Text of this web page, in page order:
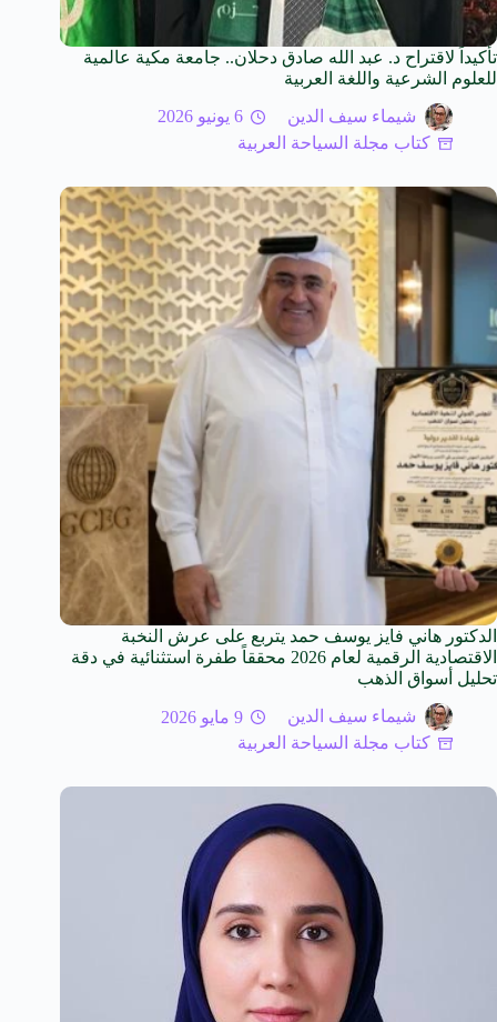
تأكيداً لاقتراح د. عبد الله صادق دحلان.. جامعة مكية عالمية
للعلوم الشرعية واللغة العربية
شيماء سيف الدين
6 يونيو 2026
كتاب مجلة السياحة العربية
الدكتور هاني فايز يوسف حمد يتربع على عرش النخبة
الاقتصادية الرقمية لعام 2026 محققاً طفرة استثنائية في دقة
تحليل أسواق الذهب
شيماء سيف الدين
9 مايو 2026
كتاب مجلة السياحة العربية